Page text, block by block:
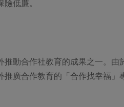
低廉。
動合作社教育的成果之一。由
廣合作教育的「合作找幸福」